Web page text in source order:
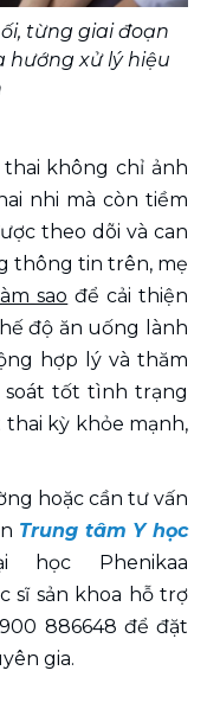
từng giai đoạn
hướng xử lý hiệu
không chỉ ảnh
nhi mà còn tiềm
theo dõi và can
thông tin trên, mẹ
sao để cải thiện
độ ăn uống lành
hợp lý và thăm
soát tốt tình trạng
kỳ khỏe mạnh,
hoặc cần tư vấn
Trung tâm Y học
Phenikaa
sĩ sản khoa hỗ trợ
886648 để đặt
gia.